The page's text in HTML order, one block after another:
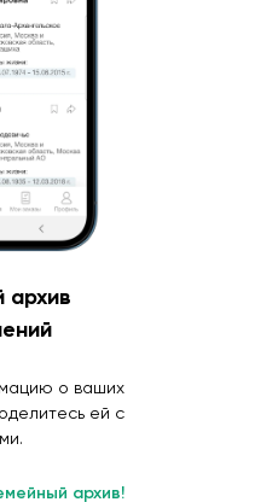
архив
о ваших
ей с
архив!